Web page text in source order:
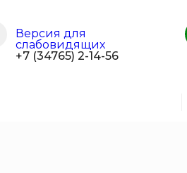
Версия для
слабовидящих
+7 (34765) 2-14-56